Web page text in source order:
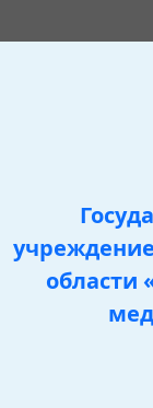
области